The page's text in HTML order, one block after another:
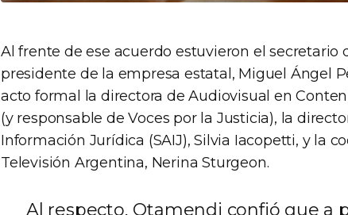
Al frente de ese acuerdo estuvieron el secretario
presidente de la empresa estatal, Miguel Ángel
acto formal la directora de Audiovisual en
(y responsable de Voces por la Justicia), la
Información Jurídica (SAIJ), Silvia Iacopetti, y la
Televisión Argentina, Nerina Sturgeon.
Al respecto, Otamendi confió que a